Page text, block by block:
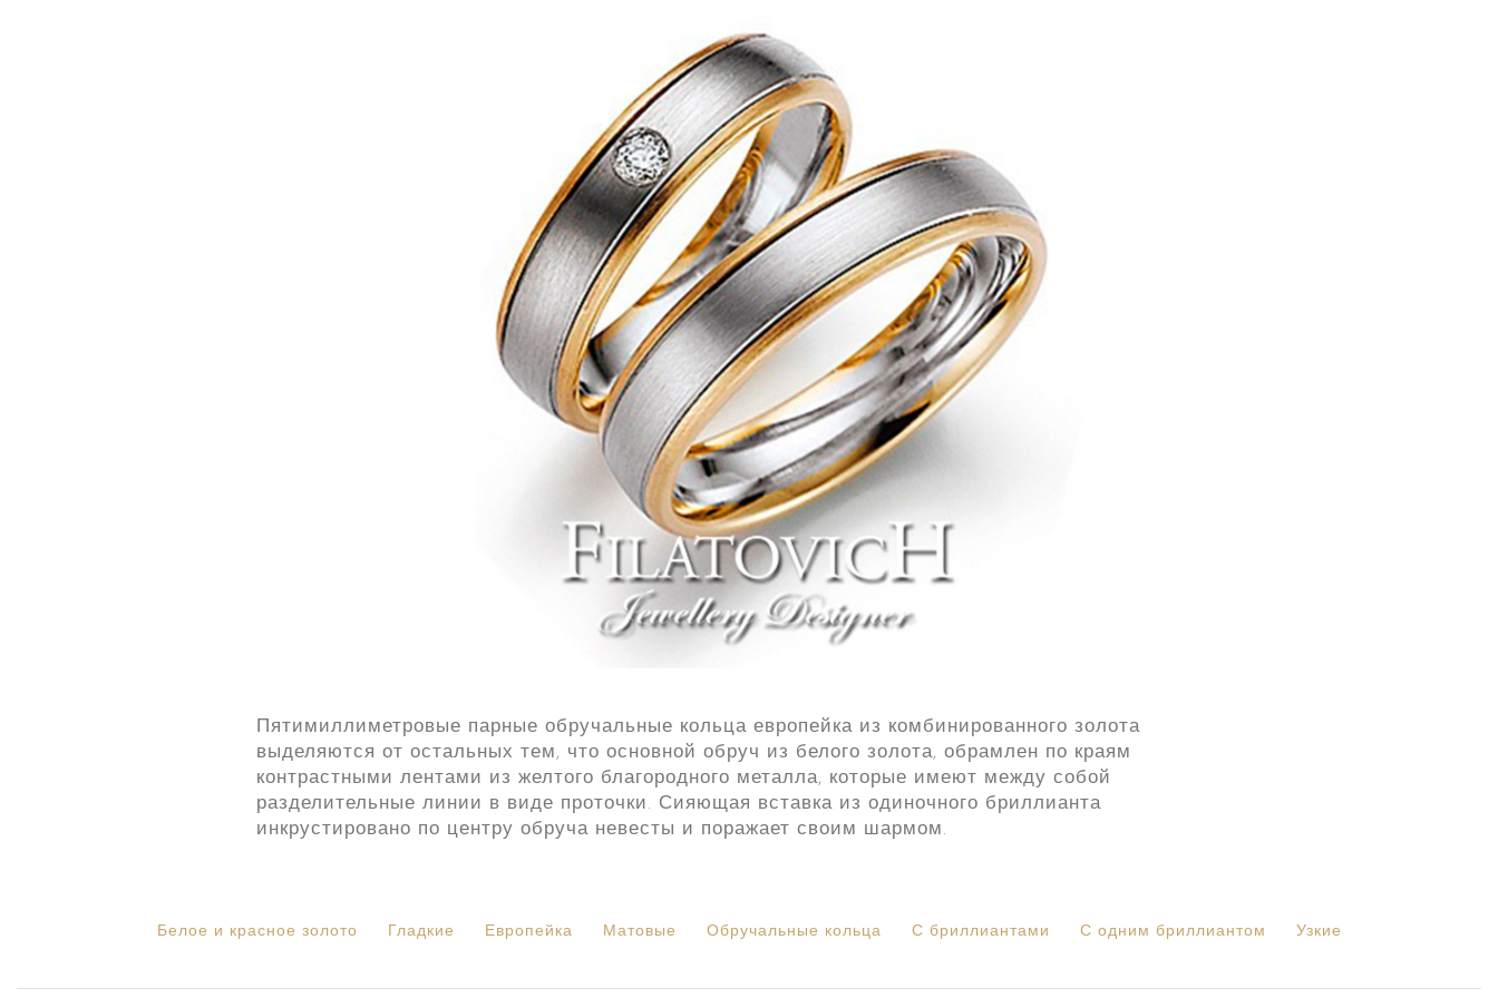
Пятимиллиметровые парные обручальные кольца европейка из комбинированного золота
выделяются от остальных тем, что основной обруч из белого золота, обрамлен по краям
контрастными лентами из желтого благородного металла, которые имеют между собой
разделительные линии в виде проточки. Сияющая вставка из одиночного бриллианта
инкрустировано по центру обруча невесты и поражает своим шармом.
Белое и красное золото Гладкие Европейка Матовые Обручальные кольца С бриллиантами С одним бриллиантом Узкие